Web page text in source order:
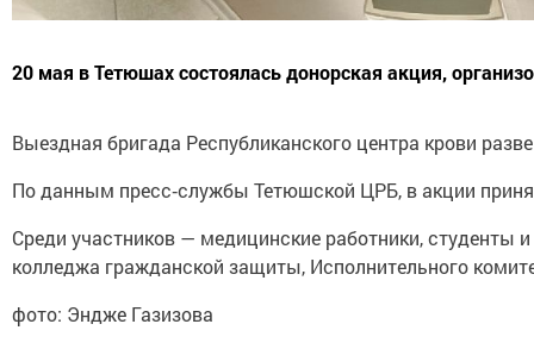
20 мая в Тетюшах состоялась донорская акция,
Выездная бригада Республиканского центра крови
По данным пресс‑службы Тетюшской ЦРБ, в акции
Среди участников — медицинские работники, студенты
колледжа гражданской защиты, Исполнительного
фото: Эндже Газизова